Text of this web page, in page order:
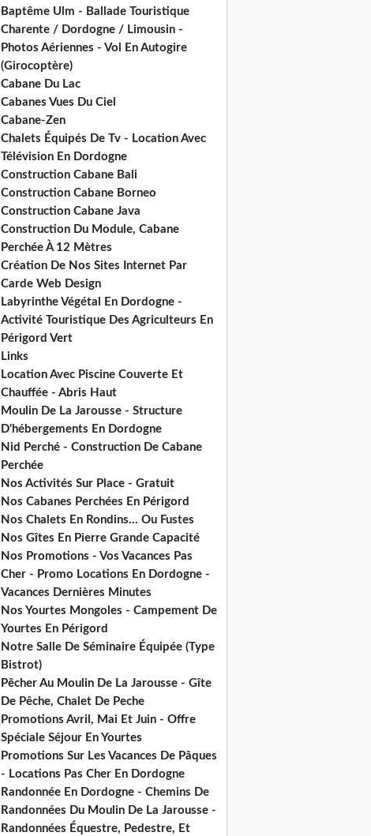
Baptême Ulm - Ballade Touristique
Charente / Dordogne / Limousin -
Photos Aériennes - Vol En Autogire
(Girocoptère)
Cabane Du Lac
Cabanes Vues Du Ciel
Cabane-Zen
Chalets Équipés De Tv - Location Avec
Télévision En Dordogne
Construction Cabane Bali
Construction Cabane Borneo
Construction Cabane Java
Construction Du Module, Cabane
Perchée À 12 Mètres
Création De Nos Sites Internet Par
Carde Web Design
Labyrinthe Végétal En Dordogne -
Activité Touristique Des Agriculteurs En
Périgord Vert
Links
Location Avec Piscine Couverte Et
Chauffée - Abris Haut
Moulin De La Jarousse - Structure
D'hébergements En Dordogne
Nid Perché - Construction De Cabane
Perchée
Nos Activités Sur Place - Gratuit
Nos Cabanes Perchées En Périgord
Nos Chalets En Rondins... Ou Fustes
Nos Gîtes En Pierre Grande Capacité
Nos Promotions - Vos Vacances Pas
Cher - Promo Locations En Dordogne -
Vacances Dernières Minutes
Nos Yourtes Mongoles - Campement De
Yourtes En Périgord
Notre Salle De Séminaire Équipée (Type
Bistrot)
Pêcher Au Moulin De La Jarousse - Gîte
De Pêche, Chalet De Peche
Promotions Avril, Mai Et Juin - Offre
Spéciale Séjour En Yourtes
Promotions Sur Les Vacances De Pâques
- Locations Pas Cher En Dordogne
Randonnée En Dordogne - Chemins De
Randonnées Du Moulin De La Jarousse -
Randonnées Équestre, Pedestre, Et